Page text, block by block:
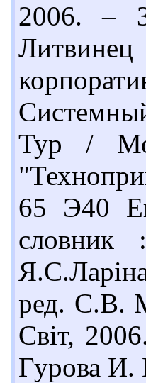
2006. –
Тур /
65 Э40
ред. С.В.
Світ,
Гурова И.